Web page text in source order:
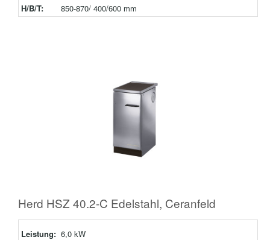
H/B/T:
850-870/ 400/600 mm
Herd HSZ 40.2-C Edelstahl, Ceranfeld
Leistung: 6,0 kW